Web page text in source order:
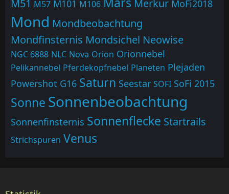
M51 M57 M101 M106 Merkur MoFi2018
Mond Mondbeobachtung
Mondfinsternis Mondsichel Neowise
NGC 6888 NLC Nova Orion Orionnebel
Pelikannebel Pferdekopfnebel Planeten Plejaden
Powershot G16 Saturn Seestar SOFI SoFi 2015
Sonne Sonnenbeobachtung
Sonnenfinsternis Sonnenflecke Startrails
Strichspuren Venus